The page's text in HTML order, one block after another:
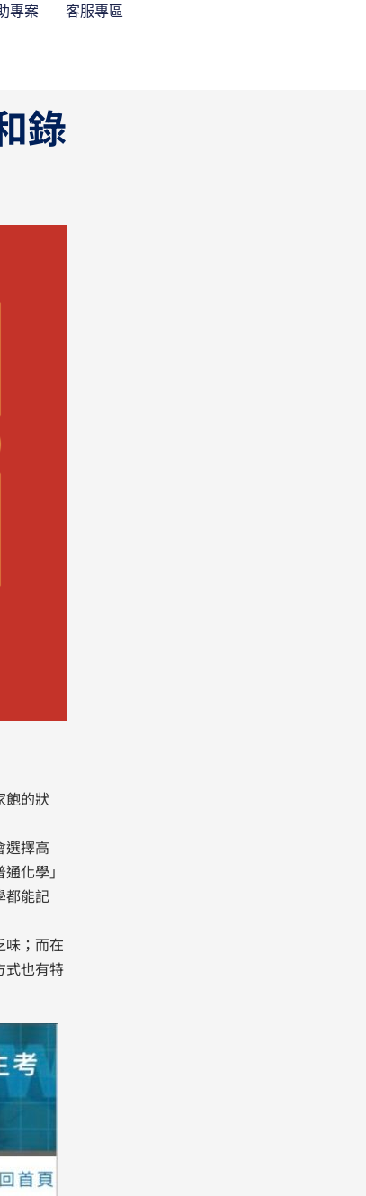
專案 客服專區
錄
飽的狀
選擇高
化學」
都能記
味；而在
式也有特